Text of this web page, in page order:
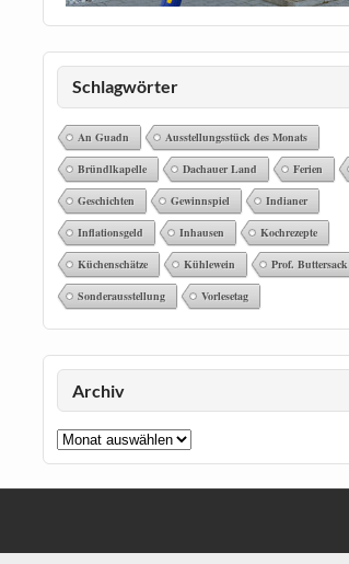
Schlagwörter
An Guadn Ausstellungsstück des Monats
Bründlkapelle Dachauer Land Ferien
Geschichten Gewinnspiel Indianer
Inflationsgeld Inhausen Kochrezepte
Küchenschätze Kühlewein Prof. Buttersack
Sonderausstellung Vorlesetag
Archiv
Archiv